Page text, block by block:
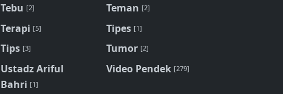
Tebu [2] Teman [2]
Terapi [5] Tipes [1]
Tips [3] Tumor [2]
Ustadz Ariful
Bahri [1]
Video Pendek [279]